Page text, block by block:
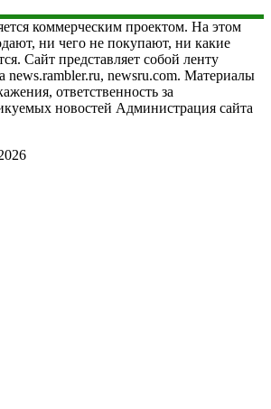
коммерческим проектом. На этом
ни чего не покупают, ни какие
Сайт представляет собой ленту
news.rambler.ru, newsru.com. Материалы
ответственность за
новостей Администрация сайта